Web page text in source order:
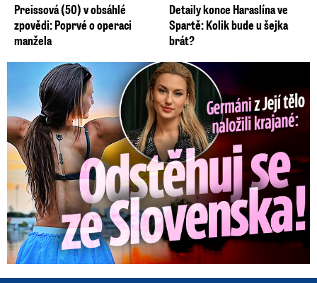
Preissová (50) v obsáhlé
zpovědi: Poprvé o operaci
manžela
Detaily konce Haraslína ve
Spartě: Kolik bude u šejka
brát?
Germáni z Jejího těla: Odstěhuj se, vzkázali jí krajané